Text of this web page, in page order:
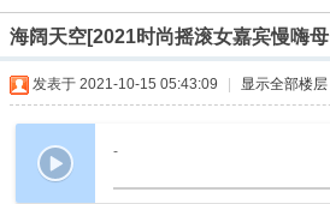
海阔天空[2021时尚摇滚女嘉宾慢嗨
发表于 2021-10-15 05:43:09 显示全部楼层
-